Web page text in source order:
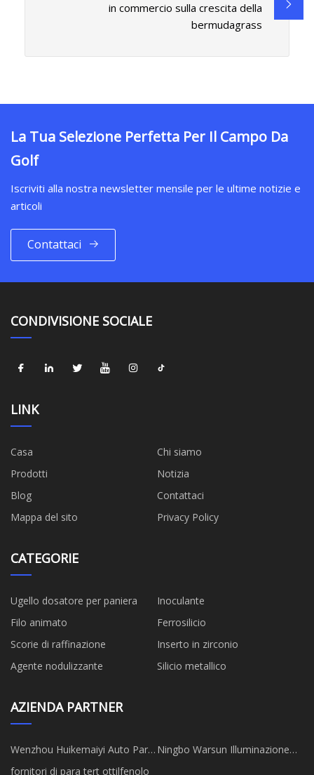
in commercio sulla crescita della
bermudagrass
La Tua Selezione Perfetta Per Il Campo Da
Golf
Iscriviti alla nostra newsletter mensile per le ultime notizie e
articoli
Contattaci
CONDIVISIONE SOCIALE
LINK
Casa
Chi siamo
Prodotti
Notizia
Blog
Contattaci
Mappa del sito
Privacy Policy
CATEGORIE
Ugello dosatore per paniera
Inoculante
Filo animato
Ferrosilicio
Scorie di raffinazione
Inserto in zirconio
Agente nodulizzante
Silicio metallico
AZIENDA PARTNER
Wenzhou Huikemaiyi Auto Parts
Co., Ltd
Ningbo Warsun Illuminazione
fornitori di para tert ottilfenolo